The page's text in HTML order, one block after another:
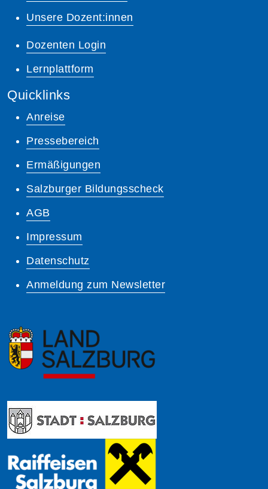
Unsere Dozent:innen
Dozenten Login
Lernplattform
Quicklinks
Anreise
Pressebereich
Ermäßigungen
Salzburger Bildungsscheck
AGB
Impressum
Datenschutz
Anmeldung zum Newsletter